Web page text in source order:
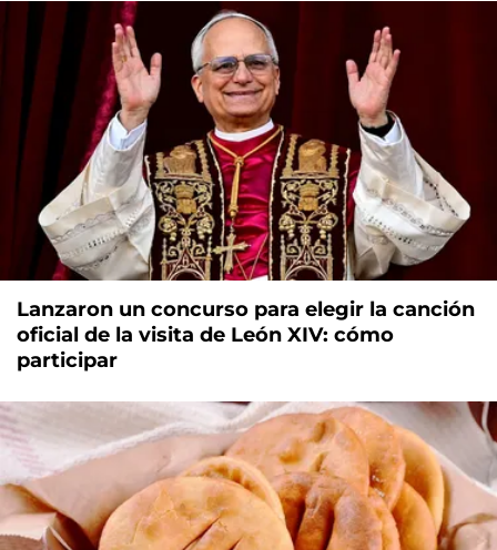
Lanzaron un concurso para elegir la canción
oficial de la visita de León XIV: cómo
participar